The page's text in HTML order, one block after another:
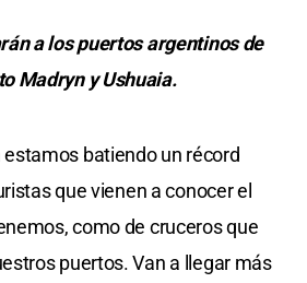
a los puertos argentinos de
Madryn y Ushuaia.
batiendo un récord
que vienen a conocer el
como de cruceros que
puertos. Van a llegar más